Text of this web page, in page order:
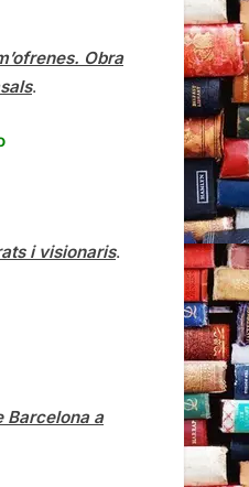
Obra
.
i visionaris.
Barcelona a